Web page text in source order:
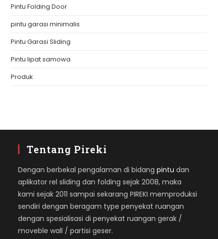
Pintu Folding Door
pintu garasi minimalis
Pintu Garasi Sliding
Pintu lipat samowa
Produk
Tentang Pireki
Dengan berbekal pengalaman di bidangpintu dan
aplikator rel sliding dan folding sejak 2008, maka
kami sejak 2011 sampai sekarang PIREKI memproduksi
sendiri dengan beragam type penyekat ruangan
dengan spesialisasi di penyekat ruangan gerak /
moveble wall / partisi geser.